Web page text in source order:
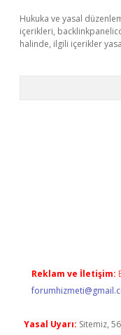
Hukuka ve yasal
içerikleri,
halinde, ilgili içerikler
Reklam ve İletişim:
Yasal Uyarı: Sitemiz,